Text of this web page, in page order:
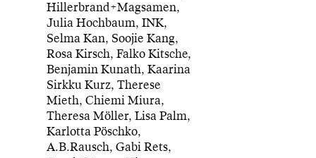
Hillerbrand+Magsamen,
Julia Hochbaum, INK,
Selma Kan, Soojie Kang,
Rosa Kirsch, Falko Kitsche,
Benjamin Kunath, Kaarina
Sirkku Kurz, Therese
Mieth, Chiemi Miura,
Theresa Möller, Lisa Palm,
Karlotta Pöschko,
A.B.Rausch, Gabi Rets,